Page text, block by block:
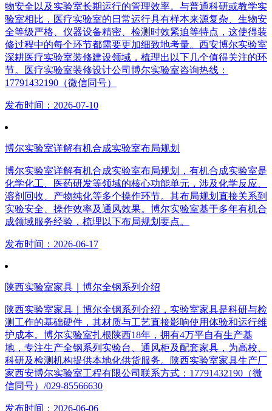
物安全以及实验室长期运行的管理效率。与普通科研或教学实
验室相比，医疗实验室的日常运行具有样本来源复杂、生物安
全等级严格、仪器设备精密、检测时效紧迫等特点，这使得装
修过程中的每个环节都需要更加细致地考量。西安博尔实验室
深耕医疗实验室装修建设领域，梳理出以下几个值得关注的环
节。医疗实验室装修设计公司博尔实验室咨询热线：
17791432190（微信同号）
发布时间：2026-07-10
博尔实验室详解有机合成实验室布局规划
博尔实验室详解有机合成实验室布局规划，有机合成实验室是
化学化工、医药研发等领域的核心功能单元，涉及化学反应、
溶剂回收、产物纯化等多个操作环节。其布局规划直接关系到
实验安全、操作效率及通风效果。博尔实验室基于多年有机合
成领域服务经验，梳理以下布局规划要点。
发布时间：2026-06-17
陕西实验室家具｜博尔全钢系列介绍
陕西实验室家具｜博尔全钢系列介绍，实验室家具是科研与检
测工作的基础硬件，其材质与工艺直接影响使用体验和运行维
护成本。博尔实验室扎根陕西18年，拥有4万平自有生产基
地，专注生产全钢系列实验台、通风柜及配套家具，为高校、
科研及检测机构提供本地化供货服务。陕西实验室家具生产厂
家西安博尔实验室工程有限公司联系方式：17791432190（微
信同号）/029-85566630
发布时间：2026-06-06